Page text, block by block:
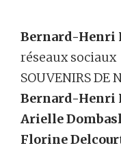
Bernard-Henri
réseaux sociaux
SOUVENIRS DE
Bernard-Henri
Arielle
Florine